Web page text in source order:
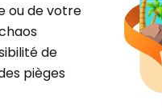
ou de votre
de
pièges